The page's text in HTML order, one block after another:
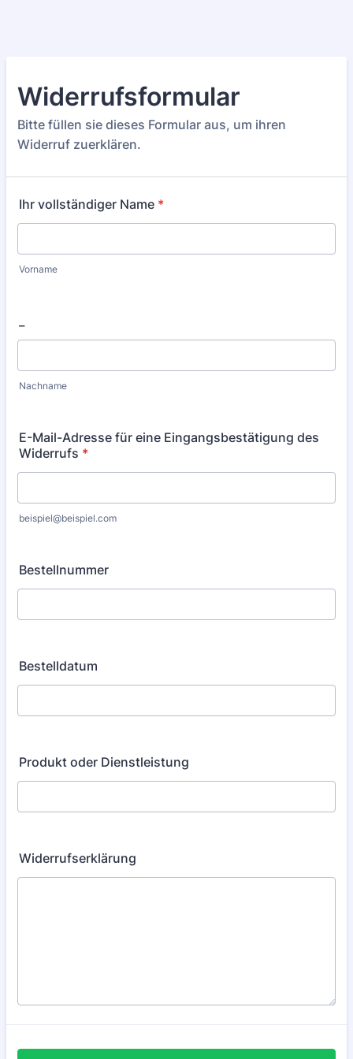
Widerrufsformular
Bitte füllen sie dieses Formular aus, um ihren
Widerruf zuerklären.
Ihr vollständiger Name *
Vorname
Nachname
E-Mail-Adresse für eine Eingangsbestätigung des
Widerrufs *
beispiel@beispiel.com
Bestellnummer
Bestelldatum
Produkt oder Dienstleistung
Widerrufserklärung